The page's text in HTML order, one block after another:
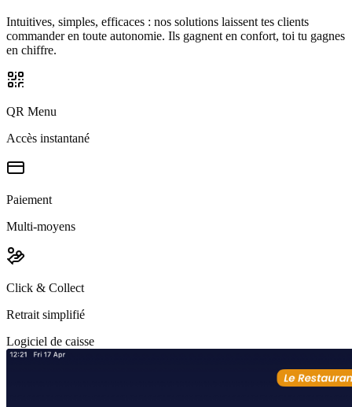
Intuitives, simples, efficaces : nos solutions laissent tes clients
commander en toute autonomie. Ils gagnent en confort, toi tu gagnes
en chiffre.
QR Menu
Accès instantané
Paiement
Multi-moyens
Click & Collect
Retrait simplifié
Logiciel de caisse